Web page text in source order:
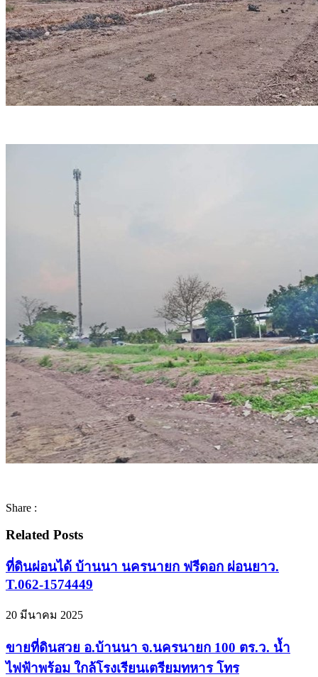
Share :
Related Posts
ที่ดินผ่อนได้ บ้านนา นครนายก ฟรีดอก ผ่อนยาว.
T.062-1574449
20 มีนาคม 2025
ขายที่ดินสวย อ.บ้านนา จ.นครนายก 100 ตร.ว. น้ำ
ไฟฟ้าพร้อม ใกล้โรงเรียนเตรียมทหาร โทร